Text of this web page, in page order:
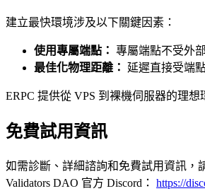
建立最快環境涉及以下關鍵因素：
使用專屬端點： 專屬端點不受外
最佳化物理距離：
延遲直接受端
ERPC 提供從 VPS 到裸機伺服器的理
免費試用資訊
如需診斷、詳細諮詢和免費試用資訊，
Validators DAO 官方 Discord： https://